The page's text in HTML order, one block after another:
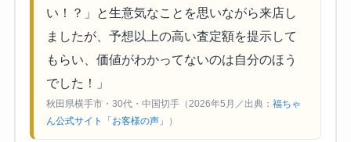
い！？」と生意気なことを思いながら来店し
ましたが、予想以上の高い査定額を提示して
もらい、価値がわかってないのは自分のほう
でした！」
秋田県横手市・30代・中国切手（2026年5月／出典： 福ちゃ
ん公式サイト「お客様の声」
）